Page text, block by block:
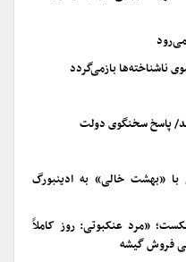
ناشناخته‌ها بازمی‌گردد
شد/ پاسخ سخنگوی دولت
با «بهشت خالی» به ادینبورگ
«مرد عنکبوتی: روز کاملاً
فروش گیشه